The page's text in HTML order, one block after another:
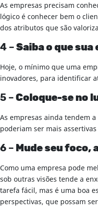
As empresas precisam
lógico é conhecer bem o
dos atributos que são
4 – Saiba o que
Hoje, o mínimo que uma
inovadores, para identificar
5 – Coloque-se no
As empresas ainda tendem
poderiam ser mais
6 – Mude seu foco,
Como uma empresa pode
sob outras visões tende a
tarefa fácil, mas é uma boa
perspectivas, que possam